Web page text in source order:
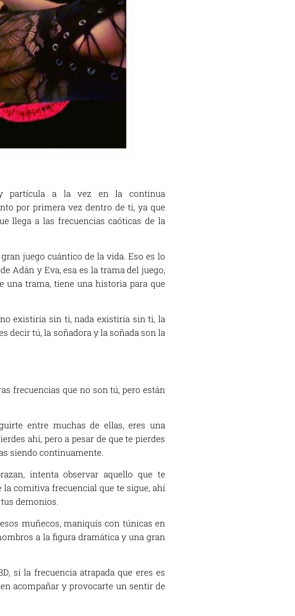
partícula a la vez en la continua
por primera vez dentro de ti, ya que
llega a las frecuencias caóticas de la
juego cuántico de la vida. Eso es lo
Adán y Eva, esa es la trama del juego,
una trama, tiene una historia para que
existiría sin ti, nada existiría sin ti, la
decir tú, la soñadora y la soñada son la
frecuencias que no son tú, pero están
entre muchas de ellas, eres una
ahí, pero a pesar de que te pierdes
siendo continuamente.
intenta observar aquello que te
la comitiva frecuencial que te sigue, ahí
demonios.
muñecos, maniquís con túnicas en
a la figura dramática y una gran
si la frecuencia atrapada que eres es
acompañar y provocarte un sentir de